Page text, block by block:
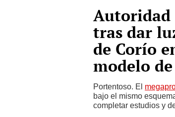
Autoridad
tras dar
de Corío
modelo
Portentoso. El
bajo el mismo
completar estudios y